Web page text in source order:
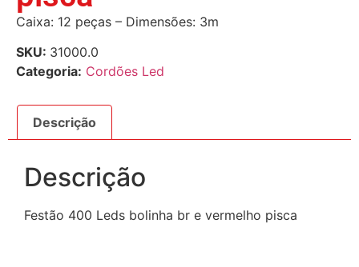
Caixa: 12 peças – Dimensões: 3m
SKU: 31000.0
Categoria: Cordões Led
Descrição
Descrição
Festão 400 Leds bolinha br e vermelho pisca